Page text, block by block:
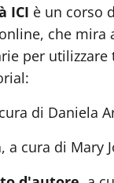
ICI è un corso
che mira
per
di Daniela
, a cura di Mary